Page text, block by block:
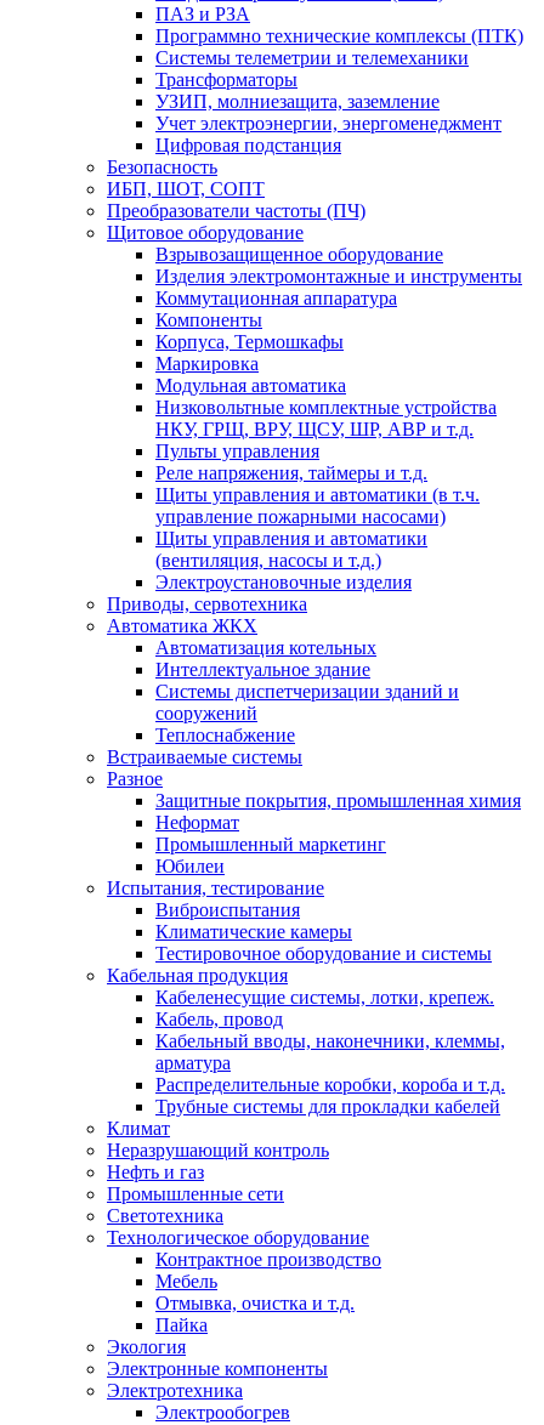
ПАЗ и РЗА
Программно технические комплексы (ПТК)
Системы телеметрии и телемеханики
Трансформаторы
УЗИП, молниезащита, заземление
Учет электроэнергии, энергоменеджмент
Цифровая подстанция
Безопасность
ИБП, ШОТ, СОПТ
Преобразователи частоты (ПЧ)
Щитовое оборудование
Взрывозащищенное оборудование
Изделия электромонтажные и инструменты
Коммутационная аппаратура
Компоненты
Корпуса, Термошкафы
Маркировка
Модульная автоматика
Низковольтные комплектные устройства
НКУ, ГРЩ, ВРУ, ЩСУ, ШР, АВР и т.д.
Пульты управления
Реле напряжения, таймеры и т.д.
Щиты управления и автоматики (в т.ч.
управление пожарными насосами)
Щиты управления и автоматики
(вентиляция, насосы и т.д.)
Электроустановочные изделия
Приводы, сервотехника
Автоматика ЖКХ
Автоматизация котельных
Интеллектуальное здание
Системы диспетчеризации зданий и
сооружений
Теплоснабжение
Встраиваемые системы
Разное
Защитные покрытия, промышленная химия
Неформат
Промышленный маркетинг
Юбилеи
Испытания, тестирование
Виброиспытания
Климатические камеры
Тестировочное оборудование и системы
Кабельная продукция
Кабеленесущие системы, лотки, крепеж.
Кабель, провод
Кабельный вводы, наконечники, клеммы,
арматура
Распределительные коробки, короба и т.д.
Трубные системы для прокладки кабелей
Климат
Неразрушающий контроль
Нефть и газ
Промышленные сети
Светотехника
Технологическое оборудование
Контрактное производство
Мебель
Отмывка, очистка и т.д.
Пайка
Экология
Электронные компоненты
Электротехника
Электрообогрев